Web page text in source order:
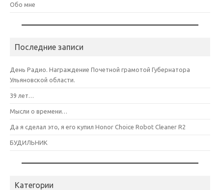
Обо мне
Последние записи
День Радио. Награждение Почетной грамотой Губернатора
Ульяновской области.
39 лет…
Мысли о времени…
Да я сделал это, я его купил Honor Choice Robot Cleaner R2
БУДИЛЬНИК
Категории